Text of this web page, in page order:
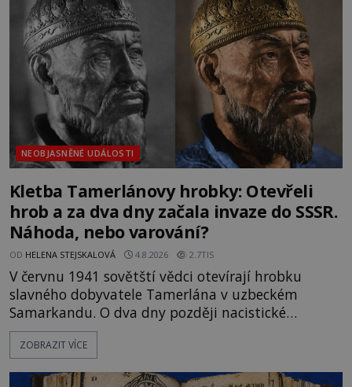
mezi vůdce protihusitského boje. Za manželku má
skutečně jistou
NEOBJASNĚNÉ UDÁLOSTI
Kletba Tamerlánovy hrobky: Otevřeli
hrob a za dva dny začala invaze do SSSR.
Náhoda, nebo varování?
OD HELENA STEJSKALOVÁ 4.8.2026 2.7TIS
V červnu 1941 sovětští vědci otevírají hrobku
slavného dobyvatele Tamerlána v uzbeckém
Samarkandu. O dva dny později nacistické
Německo zahajuje operaci Barbarossa a napadá
Sovětský svaz. Shoda dat je natolik zarážející, že se
ZOBRAZIT VÍCE